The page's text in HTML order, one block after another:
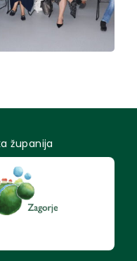
županija